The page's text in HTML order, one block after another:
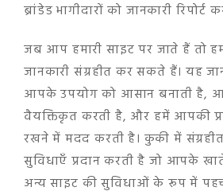
ब्रांडेड भागीदारों को जानकारी
जब आप हमारी साइट पर जाते हैं तो
जानकारी संग्रहीत कर सकते हैं। यह
आपके उपयोग को आसान बनाती है,
वैयक्तिकृत करती है, और हमें आपकी
रखने में मदद करती है। कुकी में
सुविधाएँ प्रदान करती है जो आपके
अन्य साइट की सुविधाओं के रूप में